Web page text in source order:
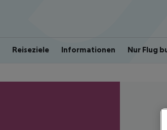
Reiseziele Informationen Nur Flug